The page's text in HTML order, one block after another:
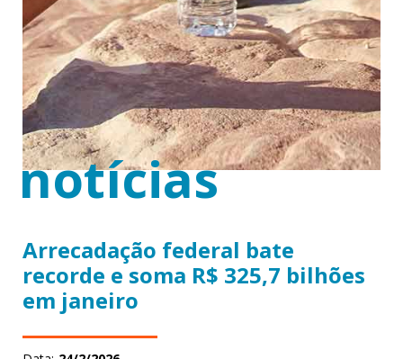
notícias
Arrecadação federal bate
recorde e soma R$ 325,7 bilhões
em janeiro